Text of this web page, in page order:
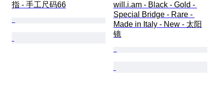
指 - 手工尺码66
will.i.am - Black - Gold -
Special Bridge - Rare -
Made in Italy - New - 太阳
镜